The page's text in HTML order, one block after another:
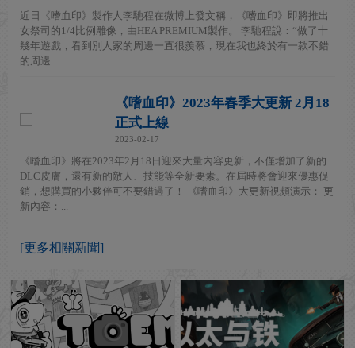
近日《嗜血印》製作人李馳程在微博上發文稱，《嗜血印》即將推出
女祭司的1/4比例雕像，由HEA PREMIUM製作。 李馳程說：“做了十
幾年遊戲，看到別人家的周邊一直很羨慕，現在我也終於有一款不錯
的周邊...
《嗜血印》2023年春季大更新 2月18
正式上線
2023-02-17
《嗜血印》將在2023年2月18日迎來大量內容更新，不僅增加了新的
DLC皮膚，還有新的敵人、技能等全新要素。在屆時將會迎來優惠促
銷，想購買的小夥伴可不要錯過了！ 《嗜血印》大更新視頻演示： 更
新內容：...
[更多相關新聞]